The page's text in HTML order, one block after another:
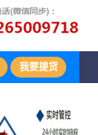
我要提货